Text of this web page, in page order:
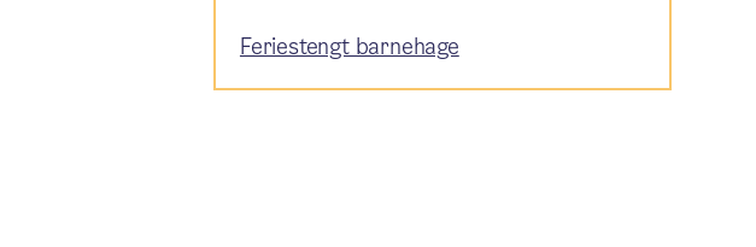
Feriestengt barnehage